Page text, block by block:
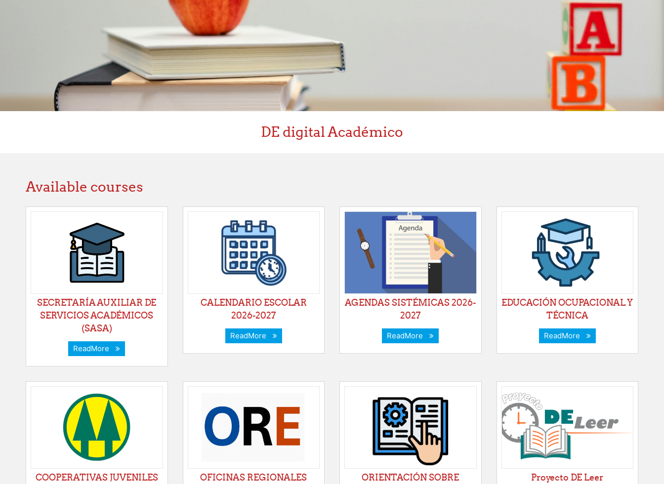
DE digital Académico
Available courses
SECRETARÍA AUXILIAR DE
SERVICIOS ACADÉMICOS
(SASA)
ReadMore
CALENDARIO ESCOLAR
2026-2027
ReadMore
AGENDAS SISTÉMICAS 2026-
2027
ReadMore
EDUCACIÓN OCUPACIONAL Y
TÉCNICA
ReadMore
COOPERATIVAS JUVENILES
OFICINAS REGIONALES
ORIENTACIÓN SOBRE
Proyecto DE Leer